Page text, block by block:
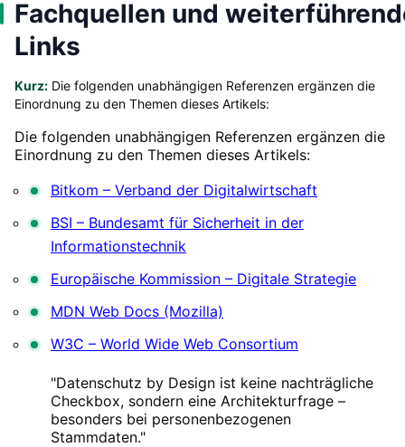
Fachquellen und
Links
Kurz: Die folgenden unabhängigen Referenzen ergänzen die
Einordnung zu den Themen dieses Artikels:
Die folgenden unabhängigen Referenzen ergänzen die
Einordnung zu den Themen dieses Artikels:
Bitkom – Verband der Digitalwirtschaft
BSI – Bundesamt für Sicherheit in der
Informationstechnik
Europäische Kommission – Digitale Strategie
MDN Web Docs (Mozilla)
W3C – World Wide Web Consortium
"Datenschutz by Design ist keine nachträgliche
Checkbox, sondern eine Architekturfrage –
besonders bei personenbezogenen
Stammdaten."